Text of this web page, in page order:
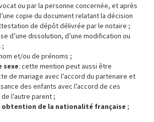
ou par la personne concernée, et après
copie du document relatant la décision
de dépôt délivrée par le notaire ;
d’une dissolution, d’une modification ou
;
et/ou de prénoms ;
sexe: cette mention peut aussi être
de mariage avec l’accord du partenaire et
des enfants avec l’accord de ces
l’autre parent ;
obtention de la nationalité française ;